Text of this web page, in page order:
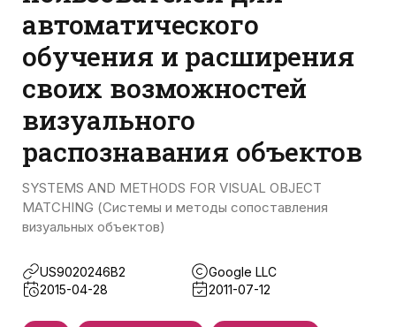
автоматического
обучения и расширения
своих возможностей
визуального
распознавания объектов
SYSTEMS AND METHODS FOR VISUAL OBJECT
MATCHING (Системы и методы сопоставления
визуальных объектов)
US9020246B2
Google LLC
2015-04-28
2011-07-12